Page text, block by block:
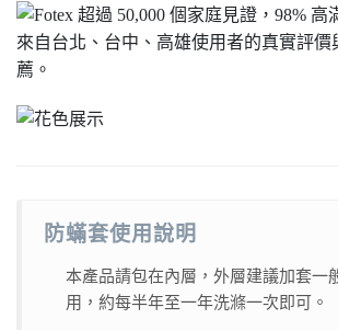
防蟎套使用說明
本產品請包在內層，外層建議加套一
用，約每半年至一年洗滌一次即可。